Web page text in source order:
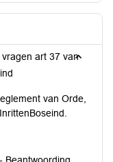
art 37 van
van Orde,